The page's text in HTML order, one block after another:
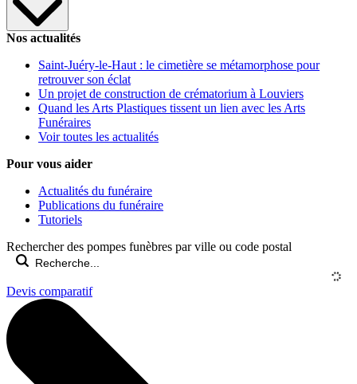
Nos actualités
Saint-Juéry-le-Haut : le cimetière se métamorphose pour
retrouver son éclat
Un projet de construction de crématorium à Louviers
Quand les Arts Plastiques tissent un lien avec les Arts
Funéraires
Voir toutes les actualités
Pour vous aider
Actualités du funéraire
Publications du funéraire
Tutoriels
Rechercher des pompes funèbres par ville ou code postal
Devis comparatif